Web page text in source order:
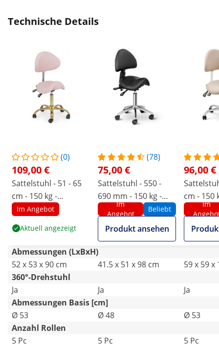
Technische Details
(0)
109,00 €
Sattelstuhl - 51 - 65
cm - 150 kg -
Zartrosa/Golden
Im Angebot
Aktuell angezeigt
(78)
75,00 €
Sattelstuhl - 550 -
690 mm - 150 kg -
Schwarz
Im
Angebot
Beliebt
Produkt ansehen
96,00 €
cm - 150
far­ben,
Im
Abmessungen (LxBxH)
52 x 53 x 90 cm
41.5 x 51 x 98 cm
59 x 59 x
360°-Drehstuhl
Ja
Ja
Ja
Abmessungen Basis [cm]
Ø 53
Ø 48
Ø 53
Anzahl Rollen
5 Pc
5 Pc
5 Pc